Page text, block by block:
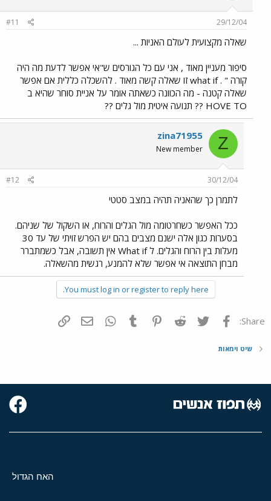
29/12/04
#11
שאלה מקצועית לעולם האניות ...
סיפור מעניין מאוד , אני עם כל הגורסים ש"אי אפשר לדעת מה היה
קורה " . what if זו שאלה קשה מאוד . להשכלה כללית אם אפשר
שאלה קטנה - מה הכוונה כשאתה אומר על אניית סוחר שהיא ב
HOVE TO ?? תנועה איטית מול גלים ??
Z
zina71955
New member
30/12/04
#12
לתמרן כך שהאניה תהיה במצב סטטי
ככל האפשר כשחרטומה מול הגלים והרוח, או השקול של שניהם.
בסערות כגון אלה ישנם מצבים בהם יש הפרש זויתי של עד 30
מעלות בין הרוח והגלים. ל What if אין תשובה, אבל כשמתברר
מבחן התוצאה אי אפשר שלא להמנע, רגשית מהשאלה.
You must log in or register to reply here.
Share: פייסבוק Twitter
Reddit
Pinterest
Tumblr
WhatsAppדואר אלקטרוני
שיט וימאות
האח הגדול